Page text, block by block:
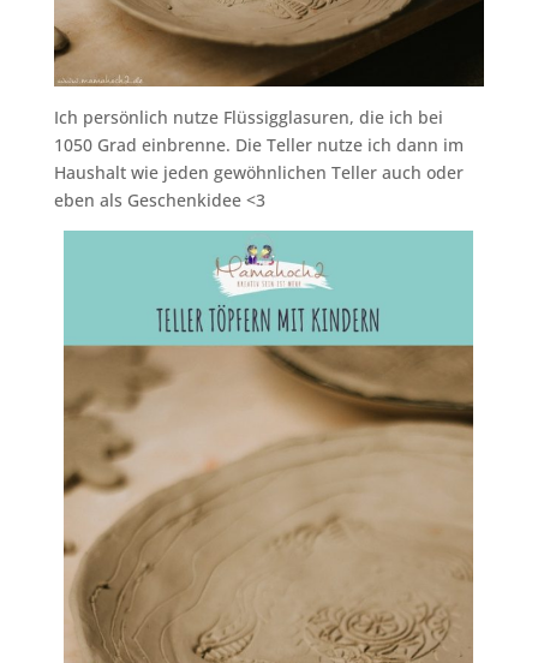
Ich persönlich nutze Flüssigglasuren, die ich bei
1050 Grad einbrenne. Die Teller nutze ich dann im
Haushalt wie jeden gewöhnlichen Teller auch oder
eben als Geschenkidee <3